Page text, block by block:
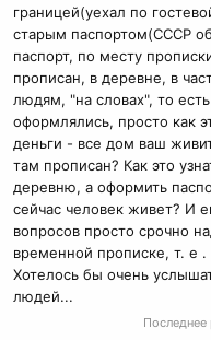
границей(уехал по
старым паспортом(СССР
паспорт, по месту
прописан, в деревне, в
людям, "на словах", то
оформлялись, просто как
деньги - все дом ваш
там прописан? Как это
деревню, а оформить
сейчас человек живет? И
вопросов просто срочно
временной прописке, т. е .
Хотелось бы очень
людей...